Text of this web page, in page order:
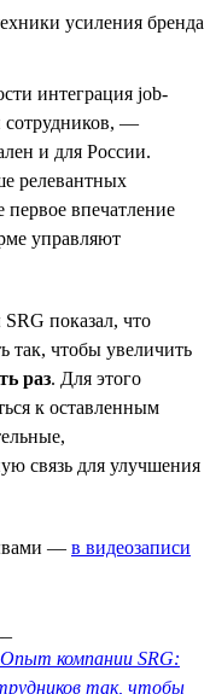
интеграция job-
сотрудников, —
и для России.
релевантных
первое впечатление
управляют
показал, что
так, чтобы увеличить
раз. Для этого
к оставленным
связь для улучшения
— в видеозаписи
компании SRG:
так, чтобы